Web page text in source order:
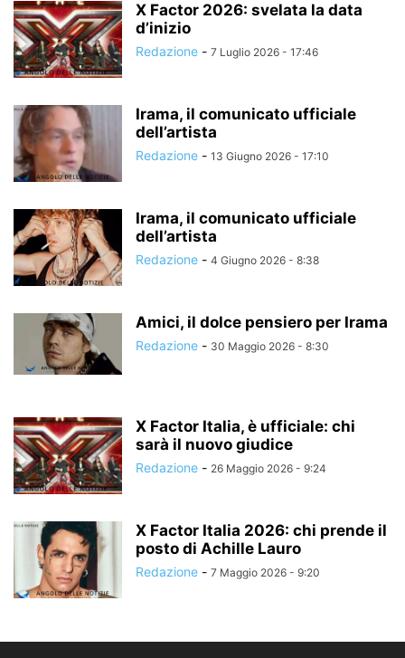
X Factor 2026: svelata la data
d’inizio
Redazione - 7 Luglio 2026 - 17:46
Irama, il comunicato ufficiale
dell’artista
Redazione - 13 Giugno 2026 - 17:10
Irama, il comunicato ufficiale
dell’artista
Redazione - 4 Giugno 2026 - 8:38
Amici, il dolce pensiero per Irama
Redazione - 30 Maggio 2026 - 8:30
X Factor Italia, è ufficiale: chi
sarà il nuovo giudice
Redazione - 26 Maggio 2026 - 9:24
X Factor Italia 2026: chi prende il
posto di Achille Lauro
Redazione - 7 Maggio 2026 - 9:20